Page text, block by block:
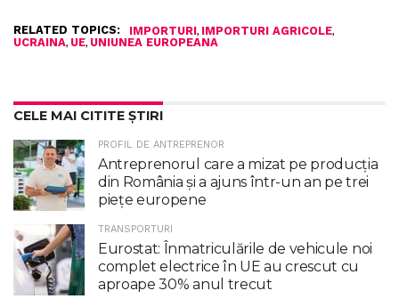
RELATED TOPICS: IMPORTURI, IMPORTURI AGRICOLE,
UCRAINA, UE, UNIUNEA EUROPEANA
CELE MAI CITITE ȘTIRI
PROFIL DE ANTREPRENOR
Antreprenorul care a mizat pe producția
din România și a ajuns într-un an pe trei
piețe europene
TRANSPORTURI
Eurostat: Înmatriculările de vehicule noi
complet electrice în UE au crescut cu
aproape 30% anul trecut